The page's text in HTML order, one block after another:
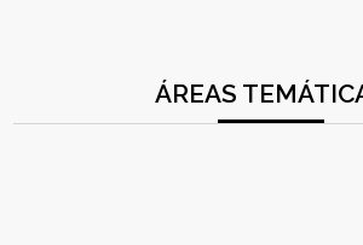
ÁREAS